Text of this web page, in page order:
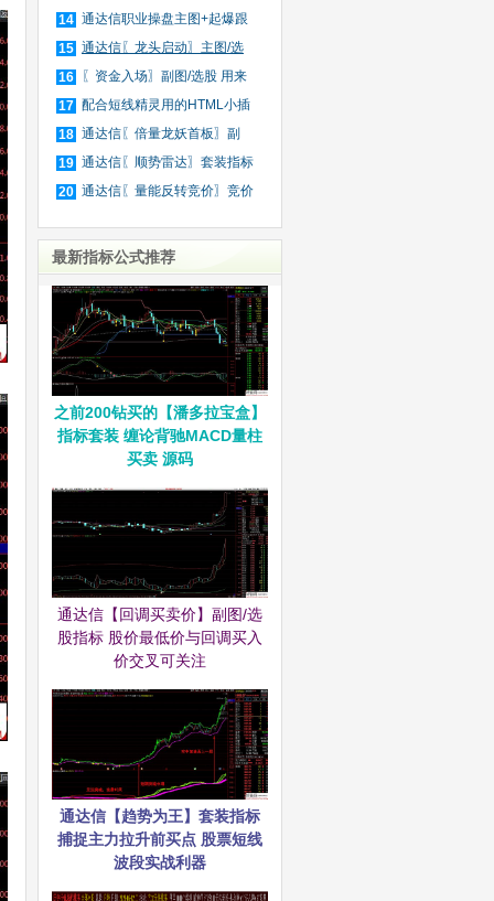
装
14 通达信职业操盘主图+起爆跟
庄
15 通达信〖龙头启动〗主图/选
股
16
〖资金入场〗副图/选股 用来
抓
17 配合短线精灵用的HTML小插
件
18 通达信〖倍量龙妖首板〗副
图/
19 通达信〖顺势雷达〗套装指标
20 通达信〖量能反转竞价〗竞价
最新指标公式推荐
之前200钻买的【潘多拉宝盒】
指标套装 缠论背驰MACD量柱
买卖 源码
通达信【回调买卖价】副图/选
股指标 股价最低价与回调买入
价交叉可关注
通达信【趋势为王】套装指标
捕捉主力拉升前买点 股票短线
波段实战利器